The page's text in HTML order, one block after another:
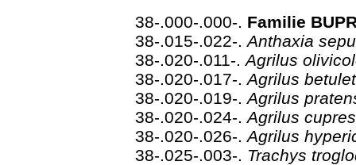
38-.000-.000-. Familie
38-.015-.022-.Anthaxia
38-.020-.011-.Agrilus
38-.020-.017-.Agrilus
38-.020-.019-.Agrilus
38-.020-.024-.Agrilus
38-.020-.026-.Agrilus
38-.025-.003-. Trachys